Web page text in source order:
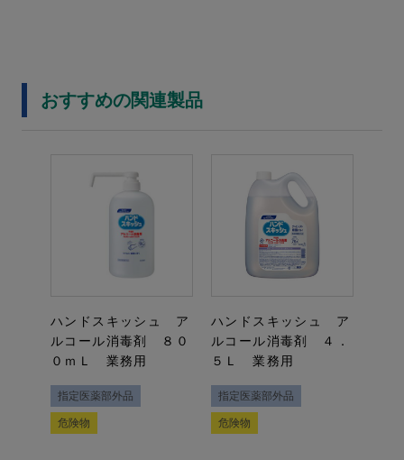
おすすめの関連製品
ハンドスキッシュ ア
ルコール消毒剤 ８０
０ｍＬ 業務用
指定医薬部外品
危険物
ハンドスキッシュ ア
ルコール消毒剤 ４．
５Ｌ 業務用
指定医薬部外品
危険物